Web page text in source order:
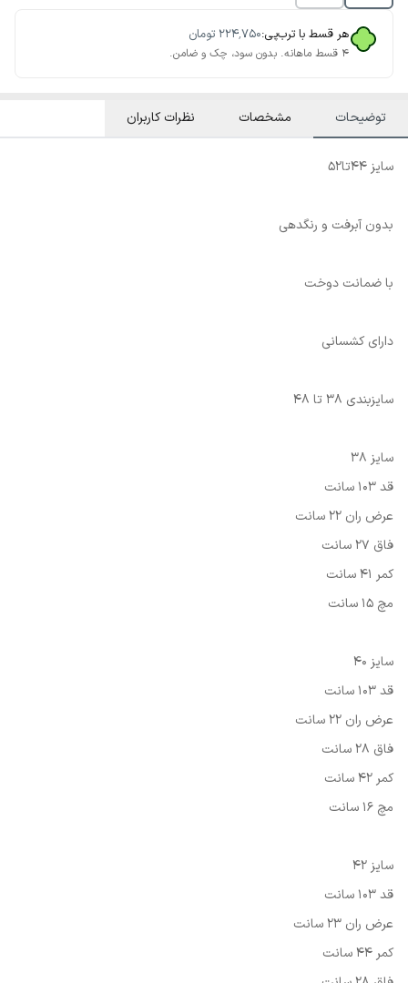
هر قسط با ترب‌پی:۲۲۴٬۷۵۰ تومان
۴ قسط ماهانه. بدون سود، چک و ضامن.
توضیحات مشخصات نظرات کاربران
سایز 44تا52
بدون آبرفت و رنگدهی
با ضمانت دوخت
دارای کشسانی
سایزبندی 38 تا 48
سایز 38
قد 103 سانت
عرض ران 22 سانت
فاق 27 سانت
کمر 41 سانت
مچ 15 سانت
سایز 40
قد 103 سانت
عرض ران 22 سانت
فاق 28 سانت
کمر 42 سانت
مچ 16 سانت
سایز 42
قد 103 سانت
عرض ران 23 سانت
کمر 44 سانت